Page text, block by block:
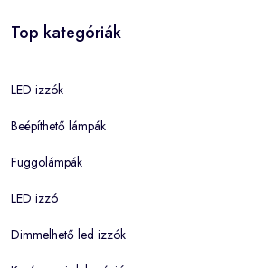
Top kategóriák
LED izzók
Beépíthető lámpák
Fuggolámpák
LED izzó
Dimmelhető led izzók